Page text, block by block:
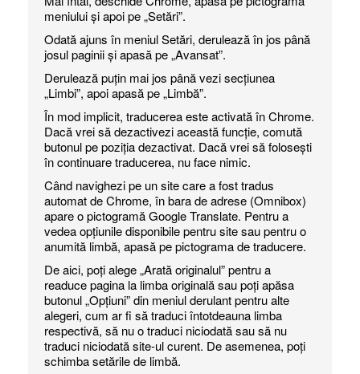
meniului și apoi pe „Setări”.
Odată ajuns în meniul Setări, derulează în jos până
josul paginii și apasă pe „Avansat”.
Derulează puțin mai jos până vezi secțiunea
„Limbi”, apoi apasă pe „Limbă”.
În mod implicit, traducerea este activată în Chrome.
Dacă vrei să dezactivezi această funcție, comută
butonul pe poziția dezactivat. Dacă vrei să folosești
în continuare traducerea, nu face nimic.
Când navighezi pe un site care a fost tradus
automat de Chrome, în bara de adrese (Omnibox)
apare o pictogramă Google Translate. Pentru a
vedea opțiunile disponibile pentru site sau pentru o
anumită limbă, apasă pe pictograma de traducere.
De aici, poți alege „Arată originalul” pentru a
readuce pagina la limba originală sau poți apăsa
butonul „Opțiuni” din meniul derulant pentru alte
alegeri, cum ar fi să traduci întotdeauna limba
respectivă, să nu o traduci niciodată sau să nu
traduci niciodată site-ul curent. De asemenea, poți
schimba setările de limbă.